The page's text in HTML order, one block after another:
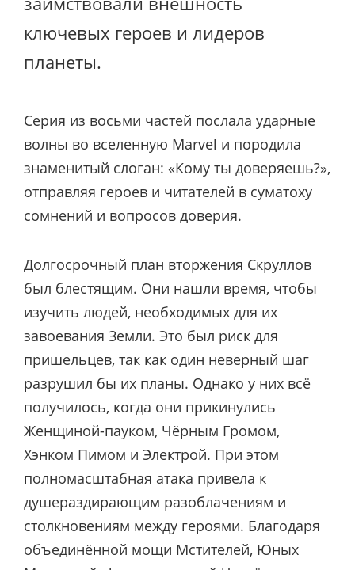
ключевых героев и лидеров
планеты.
Серия из восьми частей послала ударные
волны во вселенную Marvel и породила
знаменитый слоган: «Кому ты доверяешь?»,
отправляя героев и читателей в суматоху
сомнений и вопросов доверия.
Долгосрочный план вторжения Скруллов
был блестящим. Они нашли время, чтобы
изучить людей, необходимых для их
завоевания Земли. Это был риск для
пришельцев, так как один неверный шаг
разрушил бы их планы. Однако у них всё
получилось, когда они прикинулись
Женщиной-пауком, Чёрным Громом,
Хэнком Пимом и Электрой. При этом
полномасштабная атака привела к
душераздирающим разоблачениям и
столкновениям между героями. Благодаря
объединённой мощи Мстителей, Юных